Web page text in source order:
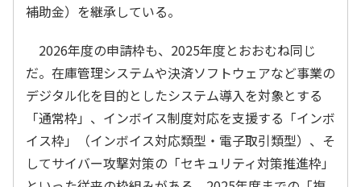
補助金）を継承している。
2026年度の申請枠も、2025年度とおおむね同じ
だ。在庫管理システムや決済ソフトウェアなど事業の
デジタル化を目的としたシステム導入を対象とする
「通常枠」、インボイス制度対応を支援する「インボ
イス枠」（インボイス対応類型・電子取引類型）、そ
してサイバー攻撃対策の「セキュリティ対策推進枠」